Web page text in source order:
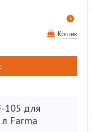
Кошик
105 для
л Farma